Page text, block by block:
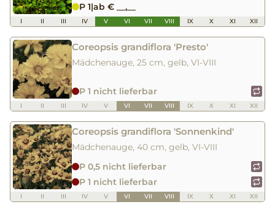
P 1|ab € __,__
I II III IV V VI VII VIII IX X XI XII
Coreopsis grandiflora 'Presto'
Mädchenauge, 25 cm, gelb, VI-VIII
P 1 nicht lieferbar
I II III IV V VI VII VIII IX X XI XII
Coreopsis grandiflora 'Sonnenkind'
Mädchenauge, 40 cm, gelb, VI-VIII
P 0,5 nicht lieferbar
P 1 nicht lieferbar
I II III IV V VI VII VIII IX X XI XII